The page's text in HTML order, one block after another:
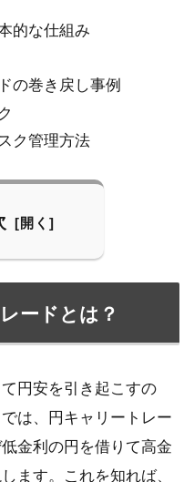
的な仕組み
の巻き戻し事例
ク管理方法
ードとは？
円安を引き起こすの
は、円キャリートレー
金利の円を借りて高金
ます。これを知れば、